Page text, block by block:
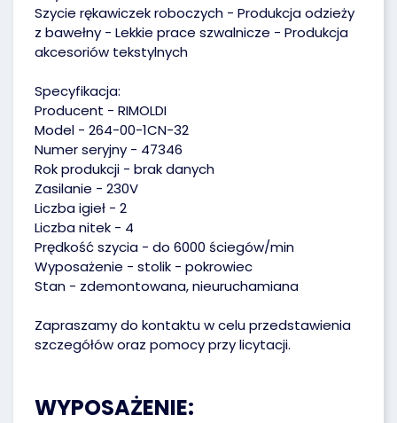
Szycie rękawiczek roboczych - Produkcja odzieży
z bawełny - Lekkie prace szwalnicze - Produkcja
akcesoriów tekstylnych
Specyfikacja:
Producent - RIMOLDI
Model - 264-00-1CN-32
Numer seryjny - 47346
Rok produkcji - brak danych
Zasilanie - 230V
Liczba igieł - 2
Liczba nitek - 4
Prędkość szycia - do 6000 ściegów/min
Wyposażenie - stolik - pokrowiec
Stan - zdemontowana, nieuruchamiana
Zapraszamy do kontaktu w celu przedstawienia
szczegółów oraz pomocy przy licytacji.
WYPOSAŻENIE: